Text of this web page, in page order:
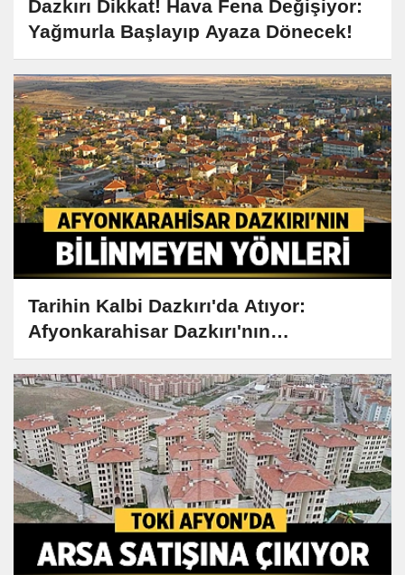
Dazkırı Dikkat! Hava Fena Değişiyor:
Yağmurla Başlayıp Ayaza Dönecek!
Tarihin Kalbi Dazkırı'da Atıyor:
Afyonkarahisar Dazkırı'nın
Bilinmeyen Yönleri